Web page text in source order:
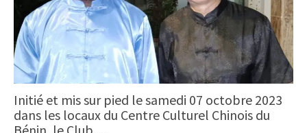
Initié et mis sur pied le samedi 07 octobre 2023
dans les locaux du Centre Culturel Chinois du